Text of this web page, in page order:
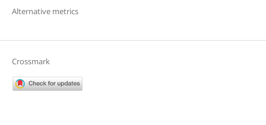
Alternative metrics
Crossmark